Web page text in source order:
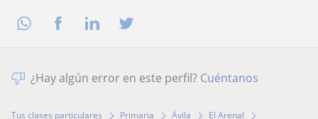
¿Hay algún error en este perfil? Cuéntanos
Tus clases particulares Primaria Ávila
El Arenal